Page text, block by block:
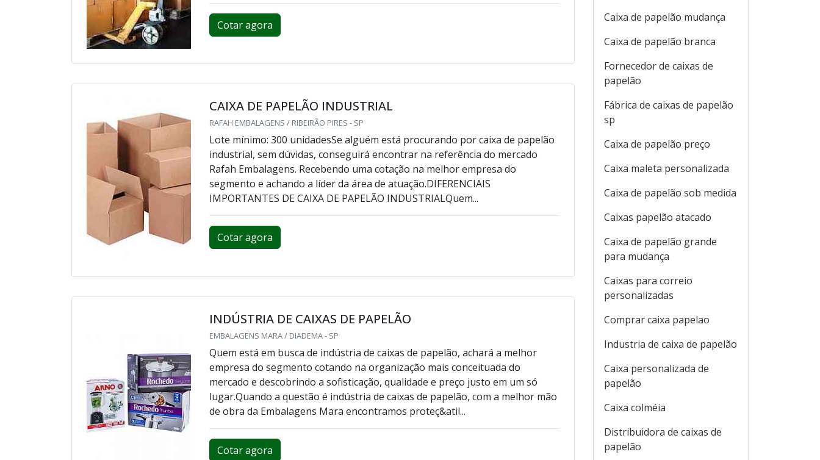
Cotar agora
CAIXA DE PAPELÃO INDUSTRIAL
RAFAH EMBALAGENS / RIBEIRÃO PIRES - SP
Lote mínimo: 300 unidadesSe alguém está procurando por caixa de papelão
industrial, sem dúvidas, conseguirá encontrar na referência do mercado
Rafah Embalagens. Recebendo uma cotação na melhor empresa do
segmento e achando a líder da área de atuação.DIFERENCIAIS
IMPORTANTES DE CAIXA DE PAPELÃO INDUSTRIALQuem...
Cotar agora
INDÚSTRIA DE CAIXAS DE PAPELÃO
EMBALAGENS MARA / DIADEMA - SP
Quem está em busca de indústria de caixas de papelão, achará a melhor
empresa do segmento cotando na organização mais conceituada do
mercado e descobrindo a sofisticação, qualidade e preço justo em um só
lugar.Quando a questão é indústria de caixas de papelão, com a melhor mão
de obra da Embalagens Mara encontramos proteç&atil...
Cotar agora
Caixa de papelão mudança
Caixa de papelão branca
Fornecedor de caixas de
papelão
Fábrica de caixas de papelão
sp
Caixa de papelão preço
Caixa maleta personalizada
Caixa de papelão sob medida
Caixas papelão atacado
Caixa de papelão grande
para mudança
Caixas para correio
personalizadas
Comprar caixa papelao
Industria de caixa de papelão
Caixa personalizada de
papelão
Caixa colméia
Distribuidora de caixas de
papelão